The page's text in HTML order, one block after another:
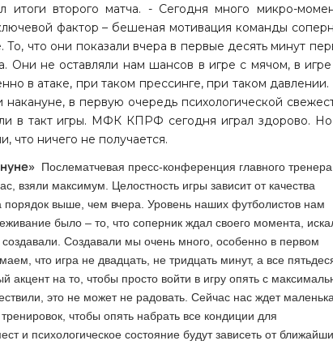
второго матча. - Сегодня много микро-
фактор – бешеная мотивация команды
что они показали вчера в первые десять минут
Они не оставляли нам шансов в игре с мячом, в
в атаке, при таком прессинге, при таком давлении.
в первую очередь психологической
в такт игры. МФК КПРФ сегодня играл здорово.
что ничего не получается.
Послематчевая пресс-конференция главного тренера
взяли максимум. Целостность игры зависит от качества
порядок выше, чем вчера. Уровень наших футболистов нам
было – то, что соперник ждал своего момента,
Создавали мы очень много, особенно в первом
что игра не двадцать, не тридцать минут, а все
на то, чтобы просто войти в игру опять с
это не может не радовать. Сейчас нас ждет
чтобы опять набрать все кондиции для
и психологическое состояние будут зависеть от